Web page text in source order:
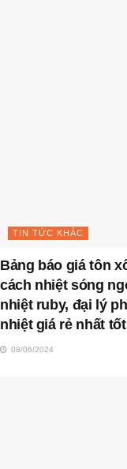
TIN TỨC KHÁC
Bảng báo giá tôn
cách nhiệt sóng
nhiệt ruby, đại lý
nhiệt giá rẻ nhất
08/06/2024